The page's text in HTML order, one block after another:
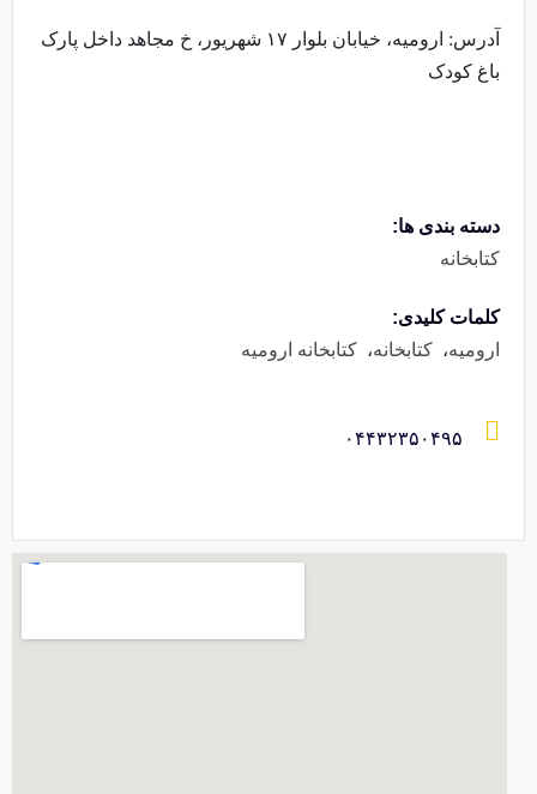
آدرس: ارومیه، خیابان بلوار ۱۷ شهریور، خ مجاهد داخل پارک
باغ کودک
دسته بندی ها:
کتابخانه
کلمات کلیدی:
ارومیه، کتابخانه، کتابخانه ارومیه
۰۴۴۳۲۳۵۰۴۹۵